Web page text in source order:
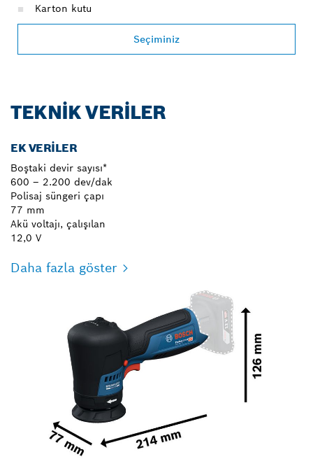
Karton kutu
Seçiminiz
TEKNIK VERILER
EK VERILER
Boştaki devir sayısı*
600 – 2.200 dev/dak
Polisaj süngeri çapı
77 mm
Akü voltajı, çalışılan
12,0 V
Daha fazla göster